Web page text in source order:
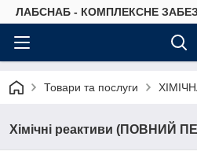
ЛАБСНАБ - КОМПЛЕКСНЕ
Товари та послуги
Хімічні реактиви (ПОВНИЙ